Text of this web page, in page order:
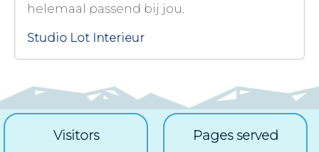
helemaal passend bij jou.
Studio Lot Interieur
Visitors Pages served